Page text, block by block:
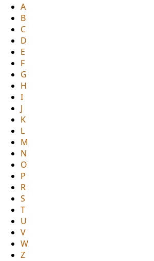
A
B
C
D
E
F
G
H
I
J
K
L
M
N
O
P
R
S
T
U
V
W
Z